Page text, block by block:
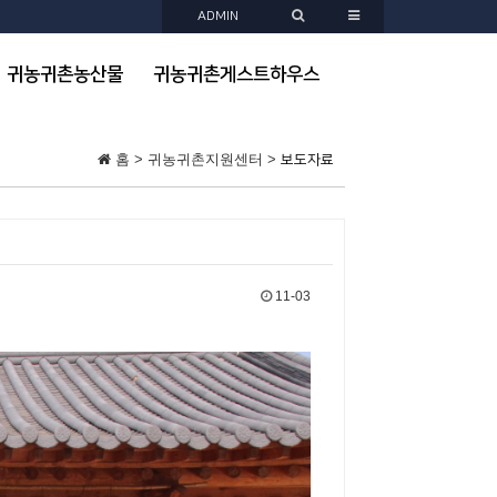
ADMIN
귀농귀촌농산물 귀농귀촌게스트하우스
홈 > 귀농귀촌지원센터 > 보도자료
11-03